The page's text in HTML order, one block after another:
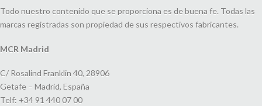
Todo nuestro contenido que se proporciona es de buena fe. Todas las
marcas registradas son propiedad de sus respectivos fabricantes.
MCR Madrid
C/ Rosalind Franklin 40, 28906
Getafe – Madrid, España
Telf: +34 91 440 07 00